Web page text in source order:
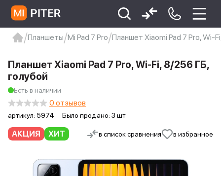
Xiaomi 9 про
xiaomi redmi 12c
Планшеты Mi Pad 7 Pro Планшет Xiaomi Pad 7 Pro, Wi-
АКЦИЯ ХИТ в список сравнения в избранное
Планшет Xiaomi Pad 7 Pro, Wi-Fi, 8/256 ГБ,
голубой
Есть в наличии
артикул: 5974 Было продано: 3 шт
0 отзывов